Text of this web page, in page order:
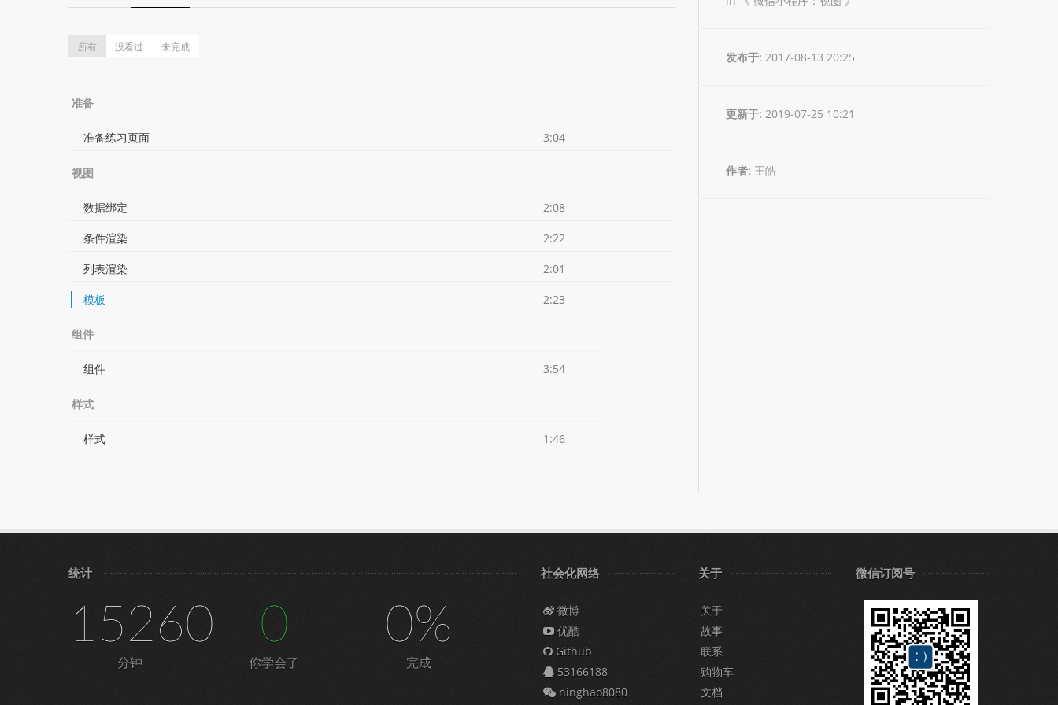
所有 没看过 未完成
准备
准备练习页面 3:04
视图
数据绑定 2:08
条件渲染 2:22
列表渲染 2:01
模板 2:23
组件
组件 3:54
样式
样式 1:46
发布于: 2017-08-13 20:25
更新于: 2019-07-25 10:21
作者: 王皓
统计
15260
分钟
0
你学会了
0%
完成
社会化网络
微博
优酷
Github
53166188
ninghao8080
关于
关于
故事
联系
购物车
文档
微信订阅号